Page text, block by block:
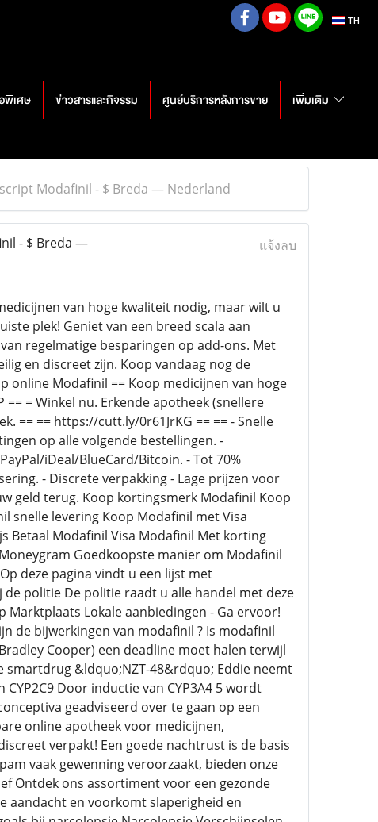
TH
พิเศษ ข่าวสารและกิจรรม ศูนย์บริการหลังการขาย เพิ่มเติม
Modafinil - $ Breda — Nederland
- $ Breda —
แจ้งลบ
van hoge kwaliteit nodig, maar wilt u
plek! Geniet van een breed scala aan
regelmatige besparingen op add-ons. Met
en discreet zijn. Koop vandaag nog de
online Modafinil == Koop medicijnen van hoge
= Winkel nu. Erkende apotheek (snellere
== == https://cutt.ly/0r61JrKG == == - Snelle
op alle volgende bestellingen. -
iDeal/BlueCard/Bitcoin. - Tot 70%
- Discrete verpakking - Lage prijzen voor
geld terug. Koop kortingsmerk Modafinil Koop
snelle levering Koop Modafinil met Visa
Betaal Modafinil Visa Modafinil Met korting
Goedkoopste manier om Modafinil
deze pagina vindt u een lijst met
politie De politie raadt u alle handel met deze
Lokale aanbiedingen - Ga ervoor!
de bijwerkingen van modafinil ? Is modafinil
Cooper) een deadline moet halen terwijl
&ldquo;NZT-48&rdquo; Eddie neemt
Door inductie van CYP3A4 5 wordt
geadviseerd over te gaan op een
online apotheek voor medicijnen,
verpakt! Een goede nachtrust is de basis
vaak gewenning veroorzaakt, bieden onze
Ontdek ons assortiment voor een gezonde
aandacht en voorkomt slaperigheid en